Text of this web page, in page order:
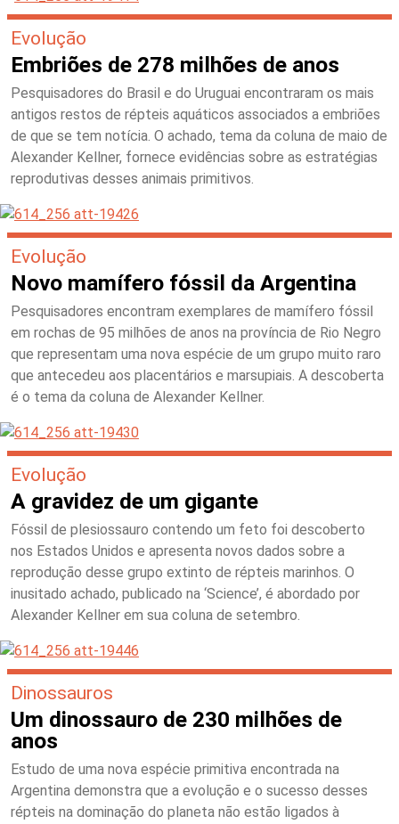
Evolução
Embriões de 278 milhões de anos
Pesquisadores do Brasil e do Uruguai encontraram os mais
antigos restos de répteis aquáticos associados a embriões
de que se tem notícia. O achado, tema da coluna de maio de
Alexander Kellner, fornece evidências sobre as estratégias
reprodutivas desses animais primitivos.
Evolução
Novo mamífero fóssil da Argentina
Pesquisadores encontram exemplares de mamífero fóssil
em rochas de 95 milhões de anos na província de Rio Negro
que representam uma nova espécie de um grupo muito raro
que antecedeu aos placentários e marsupiais. A descoberta
é o tema da coluna de Alexander Kellner.
Evolução
A gravidez de um gigante
Fóssil de plesiossauro contendo um feto foi descoberto
nos Estados Unidos e apresenta novos dados sobre a
reprodução desse grupo extinto de répteis marinhos. O
inusitado achado, publicado na ‘Science’, é abordado por
Alexander Kellner em sua coluna de setembro.
Dinossauros
Um dinossauro de 230 milhões de
anos
Estudo de uma nova espécie primitiva encontrada na
Argentina demonstra que a evolução e o sucesso desses
répteis na dominação do planeta não estão ligados à